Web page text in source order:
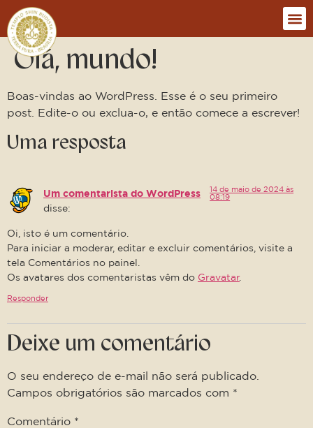
Olá, mundo!
Boas-vindas ao WordPress. Esse é o seu primeiro
post. Edite-o ou exclua-o, e então comece a escrever!
Uma resposta
Um comentarista do WordPress
disse:
14 de maio de 2024 às
08:19
Oi, isto é um comentário.
Para iniciar a moderar, editar e excluir comentários, visite a
tela Comentários no painel.
Os avatares dos comentaristas vêm do Gravatar.
Responder
Deixe um comentário
O seu endereço de e-mail não será publicado.
Campos obrigatórios são marcados com *
Comentário *